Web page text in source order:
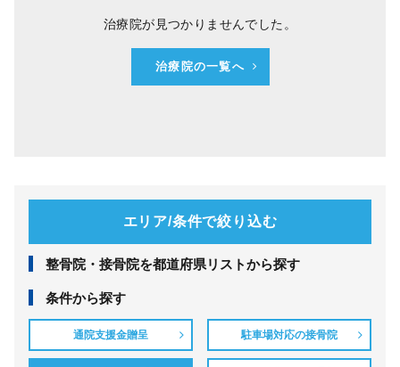
治療院が見つかりませんでした。
治療院の一覧へ
エリア/条件で絞り込む
整⾻院・接⾻院を都道府県リストから探す
条件から探す
通院支援金贈呈 駐車場対応の接骨院